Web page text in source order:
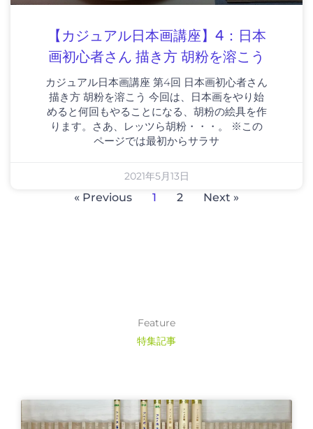
【カジュアル日本画講座】4：日本
画初心者さん 描き方 胡粉を溶こう
カジュアル日本画講座 第4回 日本画初心者さん
描き方 胡粉を溶こう 今回は、日本画をやり始
めると何回もやることになる、胡粉の絵具を作
ります。さあ、レッツら胡粉・・・。 ※この
ページでは最初からサラサ
2021年5月13日
« Previous 1 2 Next »
Feature
特集記事